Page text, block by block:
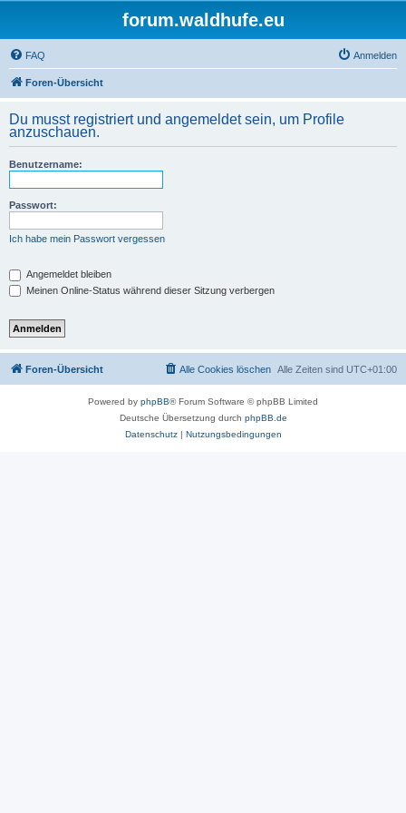
forum.waldhufe.eu
FAQ Anmelden
Foren-Übersicht
Du musst registriert und angemeldet sein, um Profile
anzuschauen.
Benutzername:
Passwort:
Ich habe mein Passwort vergessen
Angemeldet bleiben
Meinen Online-Status während dieser Sitzung verbergen
Foren-Übersicht Alle Zeiten sind UTC+01:00
Alle Cookies löschen
Powered by phpBB® Forum Software © phpBB Limited
Deutsche Übersetzung durch phpBB.de
Datenschutz| Nutzungsbedingungen